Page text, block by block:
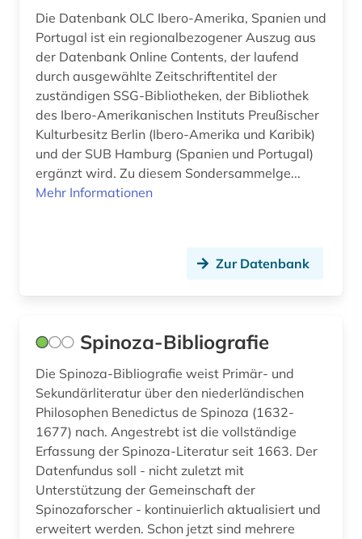
film (4)
finanzwirtschaft (1)
fischerei (2)
forschung (3)
forschungsdaten (1)
fotograf (1)
französisch (3)
frauen- und geschlechterforschung (1)
frauenforschung (1)
freie universität berlin (1)
friedensforschung (1)
Die Datenbank OLC Ibero-Amerika, Spanien und
Portugal ist ein regionalbezogener Auszug aus
der Datenbank Online Contents, der laufend
durch ausgewählte Zeitschriftentitel der
zuständigen SSG-Bibliotheken, der Bibliothek
des Ibero-Amerikanischen Instituts Preußischer
Kulturbesitz Berlin (Ibero-Amerika und Karibik)
und der SUB Hamburg (Spanien und Portugal)
ergänzt wird. Zu diesem Sondersammelge...
Mehr Informationen
Zur Datenbank
Spinoza-Bibliografie
Die Spinoza-Bibliografie weist Primär- und
Sekundärliteratur über den niederländischen
Philosophen Benedictus de Spinoza (1632-
1677) nach. Angestrebt ist die vollständige
Erfassung der Spinoza-Literatur seit 1663. Der
Datenfundus soll - nicht zuletzt mit
Unterstützung der Gemeinschaft der
Spinozaforscher - kontinuierlich aktualisiert und
erweitert werden. Schon jetzt sind mehrere